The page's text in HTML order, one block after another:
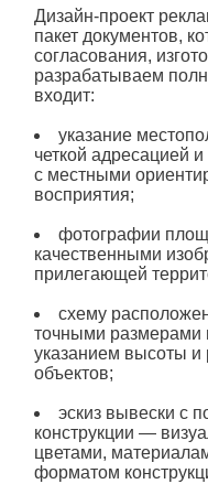
Дизайн-проект
пакет документов,
согласования,
разрабатываем
входит:
указание
четкой адресацией
с местными
восприятия;
фотографии
качественными
прилегающей
схему
точными размерами
указанием высоты и
объектов;
эскиз вывески с
конструкции —
цветами,
форматом